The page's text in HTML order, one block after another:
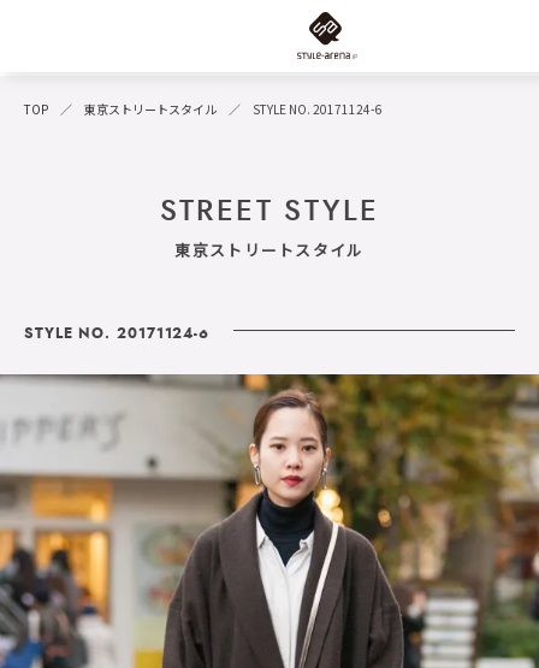
TOP 東京ストリートスタイル STYLE NO. 20171124-6
STREET STYLE
東京ストリートスタイル
STYLE NO. 20171124-6